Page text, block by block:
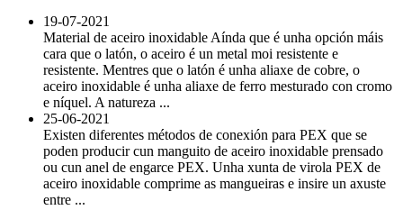
19-07-2021
Material de aceiro inoxidable Aínda que é unha opción máis
cara que o latón, o aceiro é un metal moi resistente e
resistente. Mentres que o latón é unha aliaxe de cobre, o
aceiro inoxidable é unha aliaxe de ferro mesturado con cromo
e níquel. A natureza ...
25-06-2021
Existen diferentes métodos de conexión para PEX que se
poden producir cun manguito de aceiro inoxidable prensado
ou cun anel de engarce PEX. Unha xunta de virola PEX de
aceiro inoxidable comprime as mangueiras e insire un axuste
entre ...